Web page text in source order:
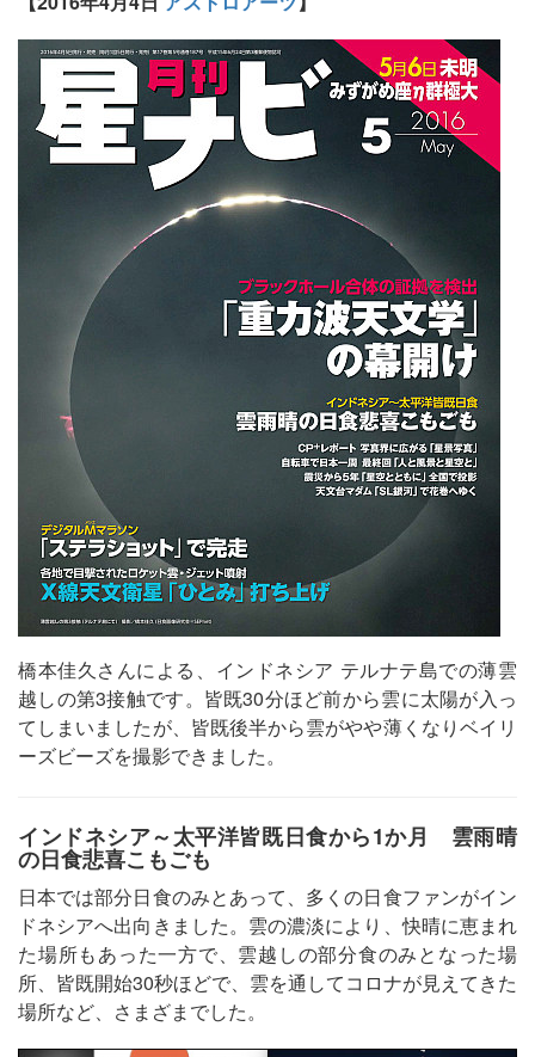
橋本佳久さんによる、インドネシア テルナテ島での薄雲
越しの第3接触です。皆既30分ほど前から雲に太陽が入っ
てしまいましたが、皆既後半から雲がやや薄くなりベイリ
ーズビーズを撮影できました。
インドネシア～太平洋皆既日食から1か月 雲雨晴
の日食悲喜こもごも
日本では部分日食のみとあって、多くの日食ファンがイン
ドネシアへ出向きました。雲の濃淡により、快晴に恵まれ
た場所もあった一方で、雲越しの部分食のみとなった場
所、皆既開始30秒ほどで、雲を通してコロナが見えてきた
場所など、さまざまでした。